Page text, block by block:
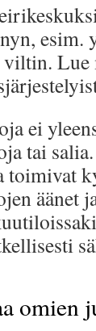
esim.
Lue
ei
tai
toimivat
äänet
omien